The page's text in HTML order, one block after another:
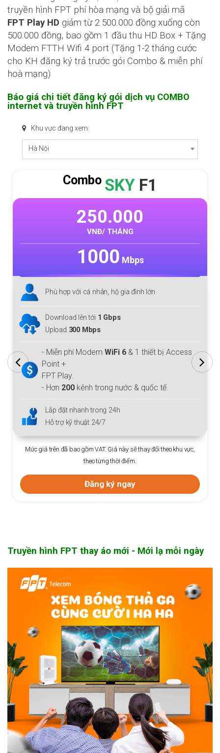
truyền hình FPT phí hòa mạng và bộ giải mã
FPT Play HD giảm từ 2.500.000 đồng xuống còn
500.000 đồng, bao gồm 1 đầu thu HD Box + Tặng
Modem FTTH Wifi 4 port (Tặng 1-2 tháng cước
cho KH đăng ký trả trước gói Combo & miễn phí
hoà mạng)
Báo giá chi tiết đăng ký gói dịch vụ COMBO
internet và truyền hình FPT
Khu vực đang xem:
Hà Nội
Combo SKY F1
250.000
VNĐ/ THÁNG
1000 Mbps
Phù hợp với cá nhân, hộ gia đình lớn
Download lên tới 1 Gbps
Upload 300 Mbps
- Miễn phí Modem WiFi 6 & 1 thiết bị Access
Point +
FPT Play.
- Hơn 200 kênh trong nước & quốc tế.
Lắp đặt nhanh trong 24h
Hỗ trợ kỹ thuật 24/7
Mức giá trên đã bao gồm VAT. Giá này sẽ thay đổi theo khu vực,
theo từng thời điểm.
Đăng ký ngay
Truyền hình FPT thay áo mới - Mới lạ mỗi ngày